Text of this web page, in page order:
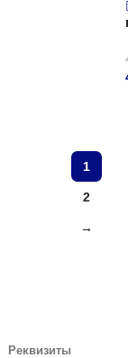
1
2
→
Реквизиты